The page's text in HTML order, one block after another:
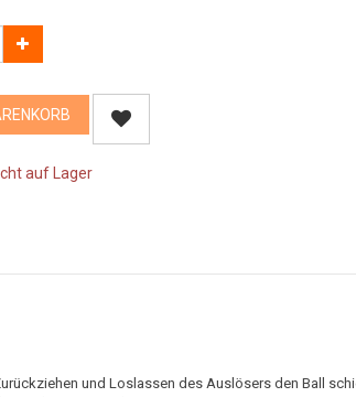
auf Lager
und Loslassen des Auslösers den Ball